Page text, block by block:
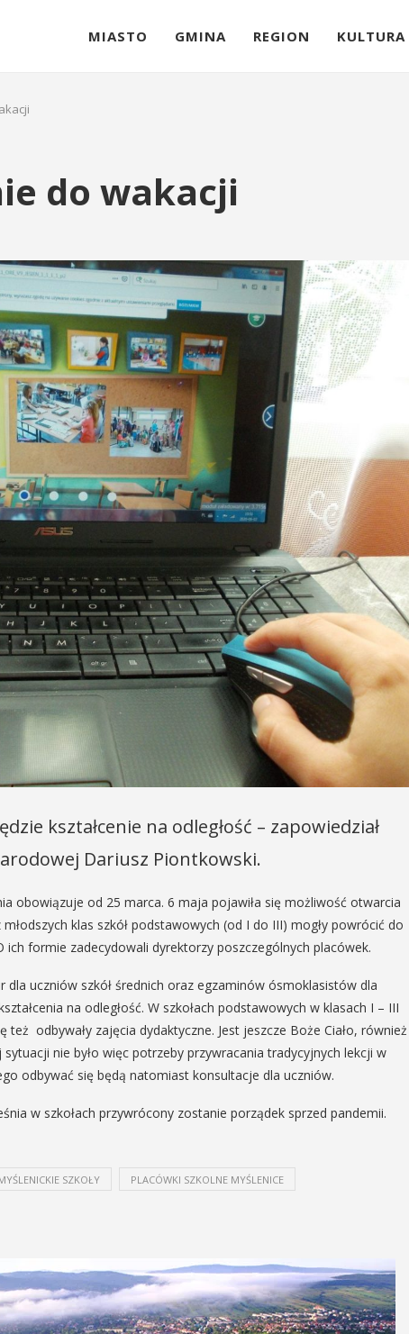
MIASTO GMINA REGION KULTURA
do wakacji
kształcenie na odległość – zapowiedział
Dariusz Piontkowski.
obowiązuje od 25 marca. 6 maja pojawiła się możliwość otwarcia
klas szkół podstawowych (od I do III) mogły powrócić do
ich formie zadecydowali dyrektorzy poszczególnych placówek.
dla uczniów szkół średnich oraz egzaminów ósmoklasistów dla
na odległość. W szkołach podstawowych w klasach I – III
odbywały zajęcia dydaktyczne. Jest jeszcze Boże Ciało, również
nie było więc potrzeby przywracania tradycyjnych lekcji w
odbywać się będą natomiast konsultacje dla uczniów.
w szkołach przywrócony zostanie porządek sprzed pandemii.
SZKOŁY PLACÓWKI SZKOLNE MYŚLENICE